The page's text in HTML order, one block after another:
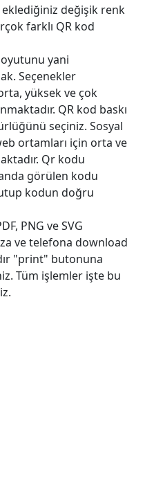
değişik renk
farklı QR kod
yani
Seçenekler
yüksek ve çok
QR kod baskı
seçiniz. Sosyal
ortamları için orta ve
Qr kodu
görülen kodu
kodun doğru
PNG ve SVG
ve telefona download
"print" butonuna
Tüm işlemler işte bu